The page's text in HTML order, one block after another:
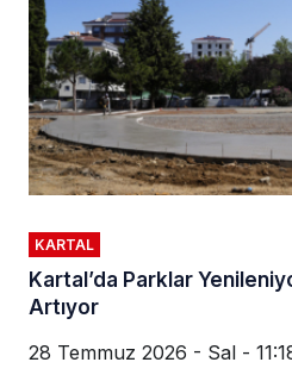
KARTAL
Kartal’da Parklar
Artıyor
28 Temmuz 2026 - Sal -